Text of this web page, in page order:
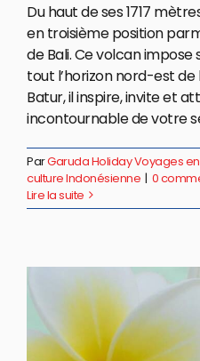
Du haut de ses 1717
en troisième position
de Bali. Ce volcan
tout l’horizon nord-est de
Batur, il inspire, invite et
incontournable de votre
ParGaruda Holiday Voyages
culture Indonésienne | 0
Lire la suite